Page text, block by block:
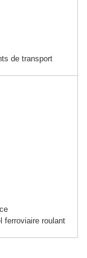
de transport
ferroviaire roulant